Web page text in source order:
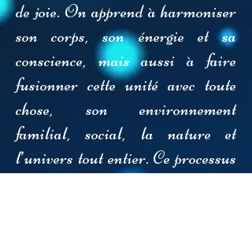
de joie. On apprend à harmoniser
son corps, son énergie et sa
conscience, mais aussi à faire
fusionner cette unité avec toute
chose, son environnement
familial, social, la nature et
l’univers tout entier. Ce processus